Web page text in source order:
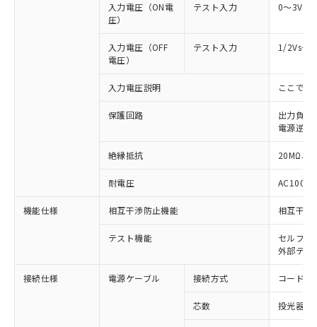
入力電圧（ON電
圧）
テスト入力 0～3V（
入力電圧（OFF
電圧）
テスト入力 1/2Vs～
入力電圧説明 ここでの
保護回路
出力負荷
電源逆接
絶縁抵抗 20MΩ以
耐電圧
機能仕様 相互干渉防止機能 相互干渉
テスト機能
セルフテ
外部テス
接続仕様 電源ケーブル 接続方式 コード引
芯数 投光器側
ご利用条件
以下の条件をお読みいただき、同意のうえ
※1 対応状況
対応済み：EU RoHS指令（10物質）の
有に対応した製品に切り替える予定のある
対応予定なし：EU RoHS指令（10物質）の